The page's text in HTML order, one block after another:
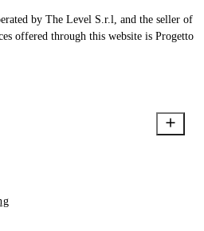
by The Level S.r.l, and the seller of
offered through this website is Progetto